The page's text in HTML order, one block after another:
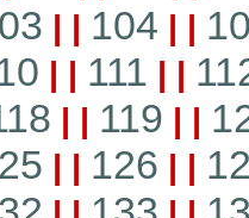
| | 104 | |
| | 111 | |
| | 119 | |
| | 126 | |